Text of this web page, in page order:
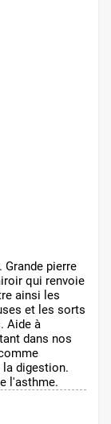
Grande pierre
qui renvoie
ainsi les
et les sorts
Aide à
dans nos
la digestion.
l'asthme.